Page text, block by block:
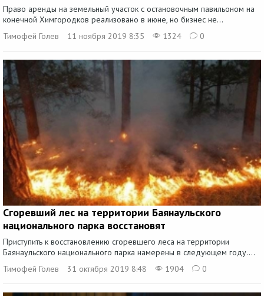
Право аренды на земельный участок с остановочным павильоном на
конечной Химгородков реализовано в июне, но бизнес не...
Тимофей Голев
11 ноября 2019 8:35 1324 0
Сгоревший лес на территории Баянаульского
национального парка восстановят
Приступить к восстановлению сгоревшего леса на территории
Баянаульского национального парка намерены в следующем году....
Тимофей Голев
31 октября 2019 8:48 1904 0